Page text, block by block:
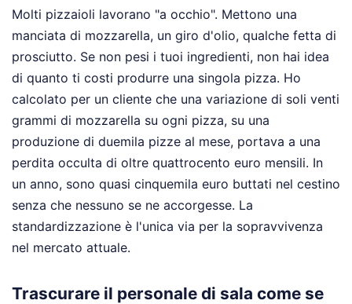
Molti pizzaioli lavorano "a occhio". Mettono una
manciata di mozzarella, un giro d'olio, qualche fetta di
prosciutto. Se non pesi i tuoi ingredienti, non hai idea
di quanto ti costi produrre una singola pizza. Ho
calcolato per un cliente che una variazione di soli venti
grammi di mozzarella su ogni pizza, su una
produzione di duemila pizze al mese, portava a una
perdita occulta di oltre quattrocento euro mensili. In
un anno, sono quasi cinquemila euro buttati nel cestino
senza che nessuno se ne accorgesse. La
standardizzazione è l'unica via per la sopravvivenza
nel mercato attuale.
Trascurare il personale di sala come se